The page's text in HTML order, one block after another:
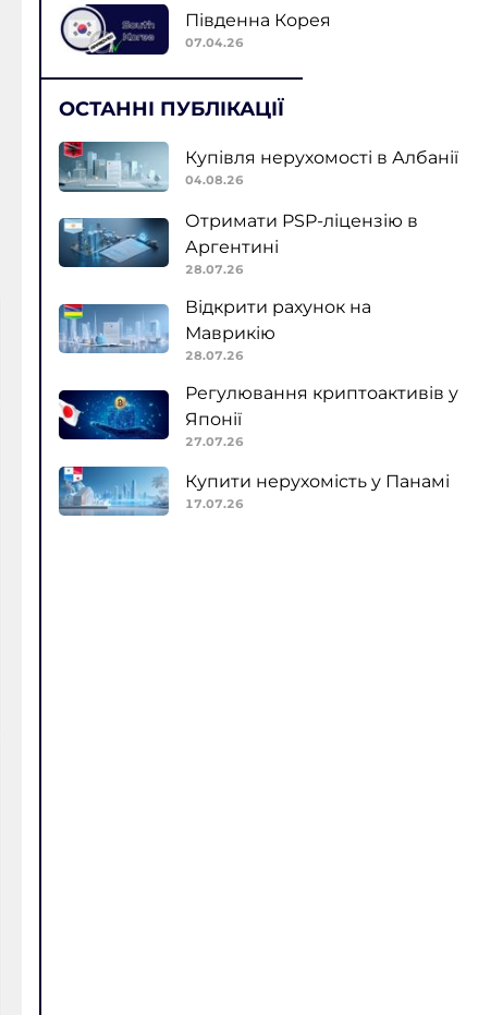
Південна Корея
07.04.26
ОСТАННІ ПУБЛІКАЦІЇ
Купівля нерухомості в Албанії
04.08.26
Отримати PSP-ліцензію в
Аргентині
28.07.26
Відкрити рахунок на
Маврикію
28.07.26
Регулювання криптоактивів у
Японії
27.07.26
Купити нерухомість у Панамі
17.07.26